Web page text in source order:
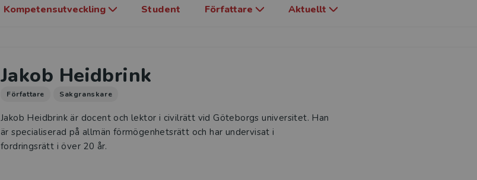
Kompetensutveckling Student Författare Aktuellt
Jakob Heidbrink
Författare Sakgranskare
Jakob Heidbrink är docent och lektor i civilrätt vid Göteborgs universitet. Han
är specialiserad på allmän förmögenhetsrätt och har undervisat i
fordringsrätt i över 20 år.